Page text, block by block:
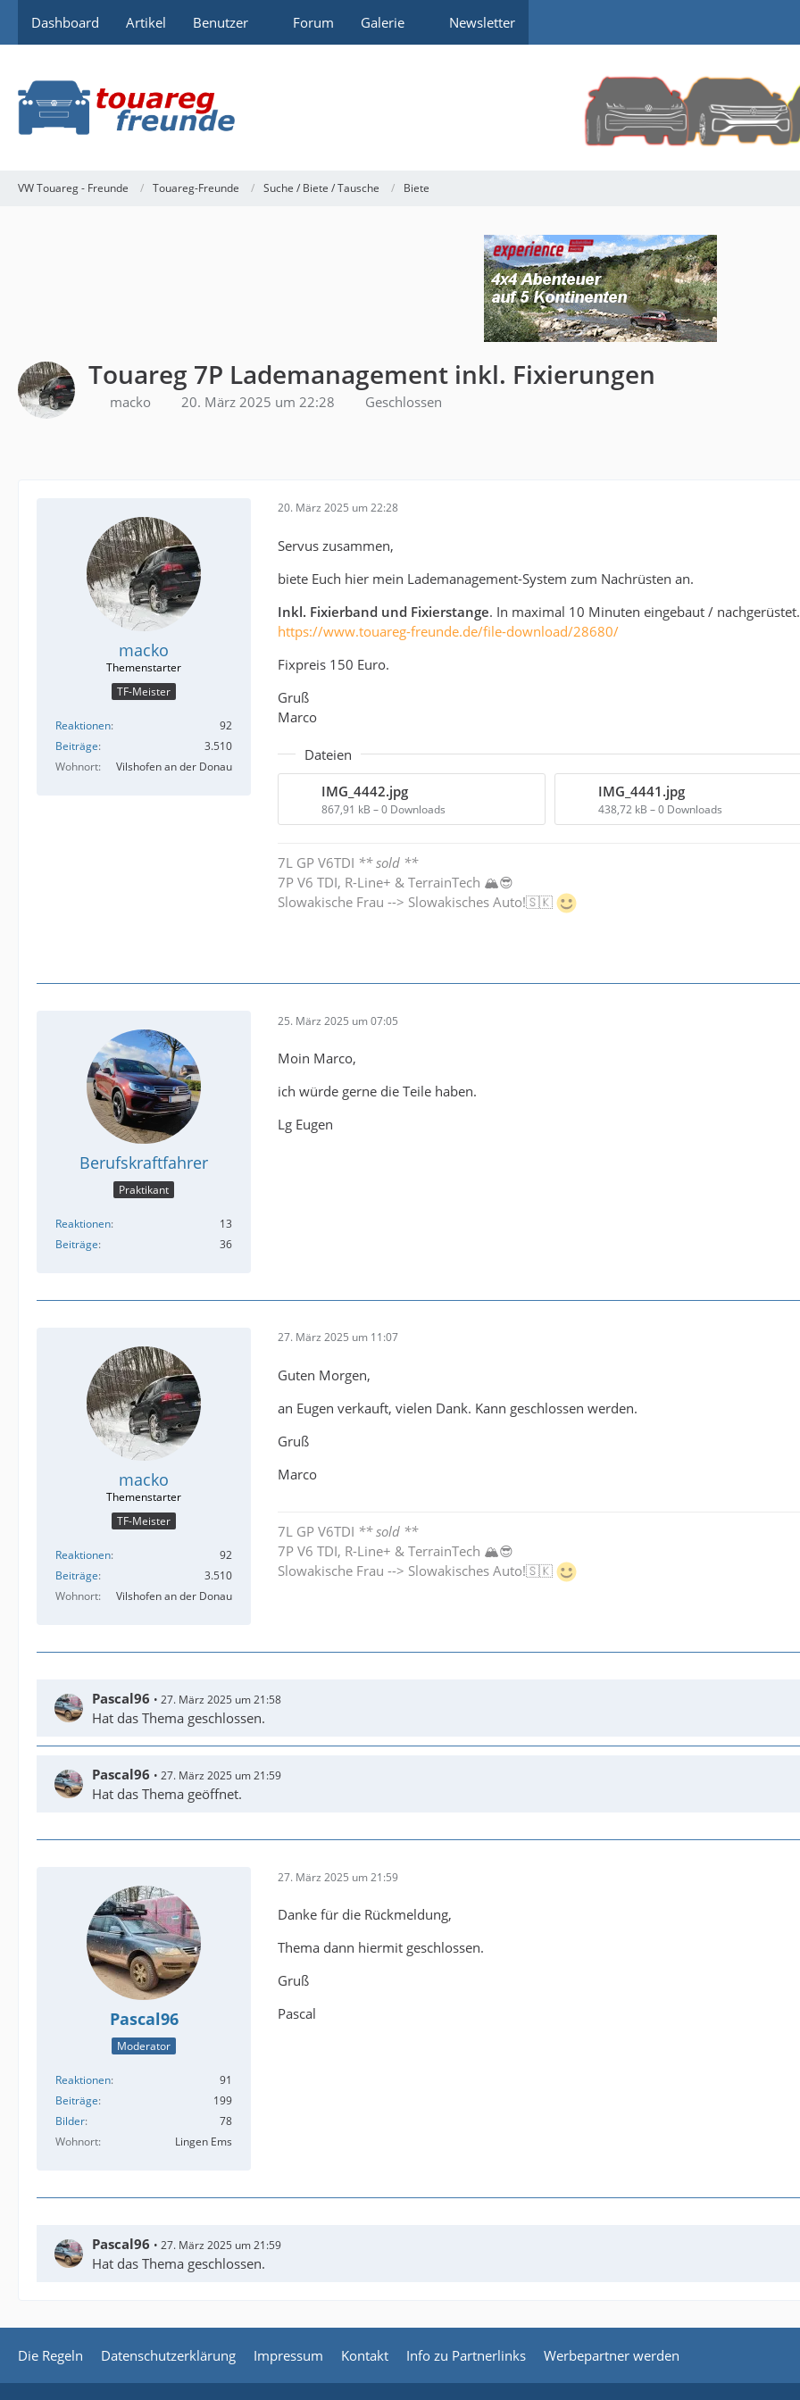
Dashboard Artikel Benutzer Forum Galerie Newsletter
VW Touareg - Freunde Touareg-Freunde Suche / Biete / Tausche Biete
Touareg 7P Lademanagement inkl. Fixierungen
macko 20. März 2025 um 22:28 Geschlossen
macko
TF-Meister
Reaktionen
92
Beiträge
3.510
Wohnort
Vilshofen an der Donau
20. März 2025 um 22:28
Servus zusammen,
biete Euch hier mein Lademanagement-System zum Nachrüsten an.
Inkl. Fixierband und Fixierstange. In maximal 10 Minuten eingebaut /
https://www.touareg-freunde.de/file-download/28680/
Fixpreis 150 Euro.
Gruß
Marco
Dateien
IMG_4442.jpg
867,91 kB – 0 Downloads
IMG_4441.jpg
438,72 kB – 0 Downloads
7L GP V6TDI ** sold **
7P V6 TDI, R-Line+ & TerrainTech 🏔😎
Slowakische Frau --> Slowakisches Auto!🇸🇰
Berufskraftfahrer
Praktikant
Reaktionen
13
Beiträge
36
25. März 2025 um 07:05
Moin Marco,
ich würde gerne die Teile haben.
Lg Eugen
macko
TF-Meister
Reaktionen
92
Beiträge
3.510
Wohnort
Vilshofen an der Donau
27. März 2025 um 11:07
Guten Morgen,
an Eugen verkauft, vielen Dank. Kann geschlossen werden.
Gruß
Marco
7L GP V6TDI ** sold **
7P V6 TDI, R-Line+ & TerrainTech 🏔😎
Slowakische Frau --> Slowakisches Auto!🇸🇰
Pascal96 27. März 2025 um 21:58
Hat das Thema geschlossen.
Pascal96 27. März 2025 um 21:59
Hat das Thema geöffnet.
Pascal96
Moderator
Reaktionen
91
Beiträge
199
Bilder
78
Wohnort
Lingen Ems
27. März 2025 um 21:59
Danke für die Rückmeldung,
Thema dann hiermit geschlossen.
Gruß
Pascal
Pascal96 27. März 2025 um 21:59
Hat das Thema geschlossen.
Die Regeln Datenschutzerklärung Impressum Kontakt Info zu Partnerlinks Werbepartner werden